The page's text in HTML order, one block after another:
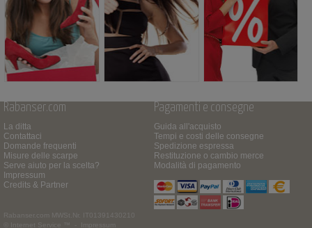
Rabanser.com
La ditta
Contattaci
Domande frequenti
Misure delle scarpe
Serve aiuto per la scelta?
Impressum
Credits & Partner
Rabanser.com
MWSt.Nr. IT01391430210
© Internet Service ™ -
Impressum
Pagamenti e consegne
Guida all'acquisto
Tempi e costi delle consegne
Spedizione espressa
Restituzione o cambio merce
Modalità di pagamento